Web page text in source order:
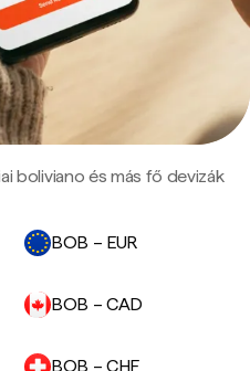
boliviano és más fő devizák
BOB – EUR
BOB – CAD
BOB – CHF